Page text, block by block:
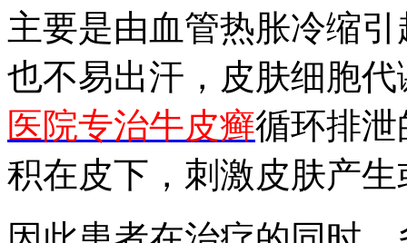
主要是由血管热胀冷缩
也不易出汗，皮肤细胞
医院专治牛皮癣循环排
积在皮下，刺激皮肤产